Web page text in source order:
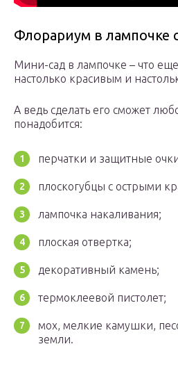
Флорариум в лампочке
Мини-сад в лампочке – что
настолько красивым и
А ведь сделать его сможет
понадобится:
перчатки и защитные
плоскогубцы с острыми
лампочка накаливания;
плоская отвертка;
декоративный камень;
термоклеевой пистолет;
мох, мелкие камушки,
земли.